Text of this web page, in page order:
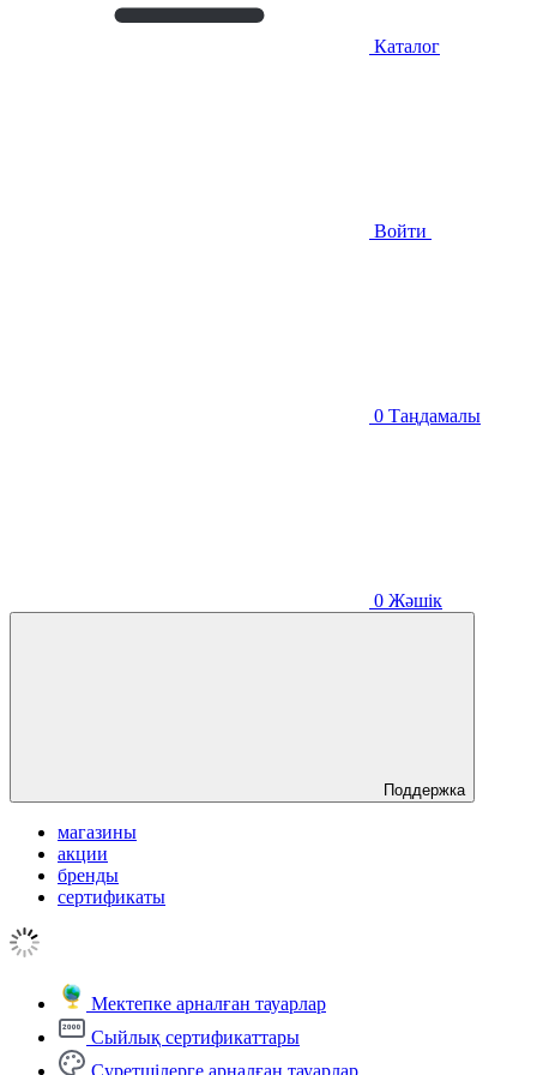
Каталог
Войти
0 Таңдамалы
0 Жәшік
Поддержка
магазины
акции
бренды
сертификаты
Мектепке арналған тауарлар
Сыйлық сертификаттары
Суретшілерге арналған тауарлар